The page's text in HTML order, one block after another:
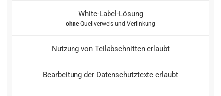
White-Label-Lösung
ohneQuellverweis und Verlinkung
Nutzung von Teilabschnitten erlaubt
Bearbeitung der Datenschutztexte erlaubt